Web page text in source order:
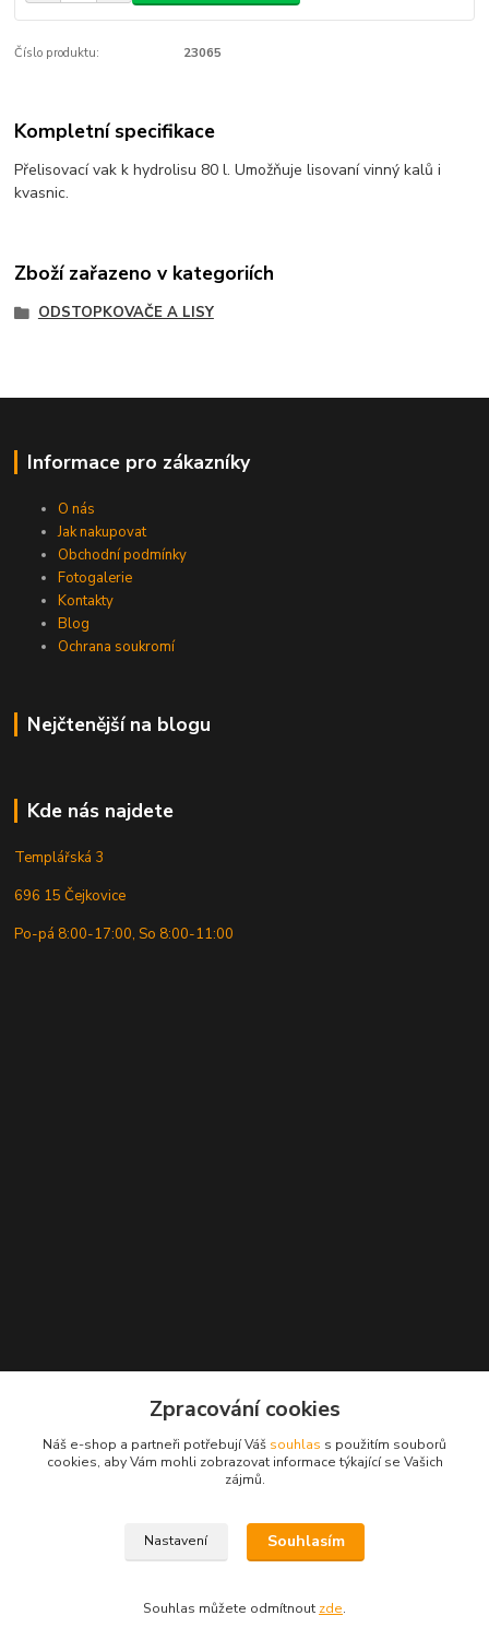
Číslo produktu: 23065
Kompletní specifikace
Přelisovací vak k hydrolisu 80 l. Umožňuje lisovaní vinný kalů i
kvasnic.
Zboží zařazeno v kategoriích
ODSTOPKOVAČE A LISY
Informace pro zákazníky
O nás
Jak nakupovat
Obchodní podmínky
Fotogalerie
Kontakty
Blog
Ochrana soukromí
Nejčtenější na blogu
Kde nás najdete
Templářská 3
696 15 Čejkovice
Po-pá 8:00-17:00, So 8:00-11:00
Po-Pá 8:00-17:00 hod., So 8:00-11:00 hod.
Zpracování cookies
Náš e-shop a partneři potřebují Váš souhlas s použitím souborů
cookies, aby Vám mohli zobrazovat informace týkající se Vašich
zájmů.
Nastavení Souhlasím
Souhlas můžete odmítnout zde.